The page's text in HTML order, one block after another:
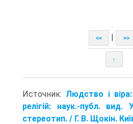
<< >>
↑
Источник: Людство і
релігій: наук.-публ.
стереотип. / Г. В. Щокін.